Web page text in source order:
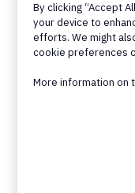
By clicking “Accept
your device to
efforts. We might
cookie preferences
More information on